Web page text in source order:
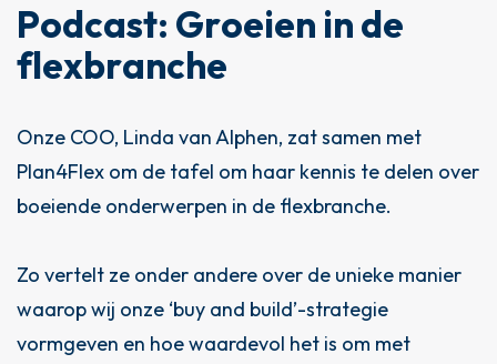
Podcast: Groeien inde
flexbranche
Onze COO, Linda van Alphen, zat samen met
Plan4Flex om de tafel om haar kennis te delen over
boeiende onderwerpen in de flexbranche.
Zo vertelt ze onder andere over de unieke manier
waarop wij onze ‘buy and build’-strategie
vormgeven en hoe waardevol het is om met